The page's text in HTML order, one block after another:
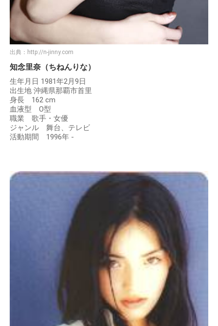
出典： http://n-jinny.com
知念里奈（ちねんりな）
生年月日 1981年2月9日
出生地 沖縄県那覇市首里
身長 162 cm
血液型 O型
職業 歌手・女優
ジャンル 舞台、テレビ
活動期間 1996年 -